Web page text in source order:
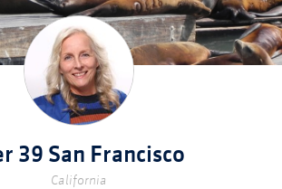
39 San Francisco
California